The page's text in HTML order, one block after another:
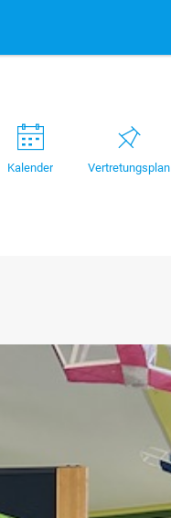
Kalender Vertretungsplan